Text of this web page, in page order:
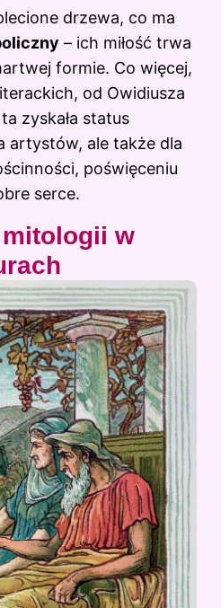
drzewa, co ma
– ich miłość trwa
formie. Co więcej,
od Owidiusza
zyskała status
artystów, ale także dla
poświęceniu
serce.
w